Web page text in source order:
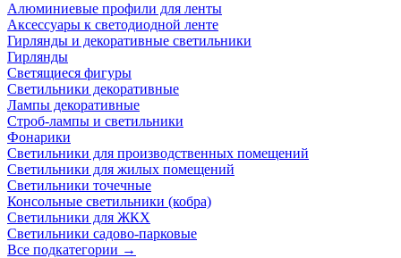
Алюминиевые профили для ленты
Аксессуары к светодиодной ленте
Гирлянды и декоративные светильники
Гирлянды
Светящиеся фигуры
Светильники декоративные
Лампы декоративные
Строб-лампы и светильники
Фонарики
Светильники для производственных помещений
Светильники для жилых помещений
Светильники точечные
Консольные светильники (кобра)
Светильники для ЖКХ
Светильники садово-парковые
Все подкатегории →